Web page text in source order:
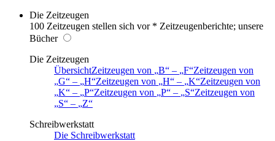
Die Zeitzeugen
100 Zeitzeugen stellen sich vor * Zeitzeugenberichte; unsere
Bücher
Die Zeitzeugen
ÜbersichtZeitzeugen von B – F Zeitzeugen von
G
– H Zeitzeugen von H – K Zeitzeugen von
K
– P Zeitzeugen von P – S Zeitzeugen von
S
–
Z
Schreibwerkstatt
Die Schreibwerkstatt